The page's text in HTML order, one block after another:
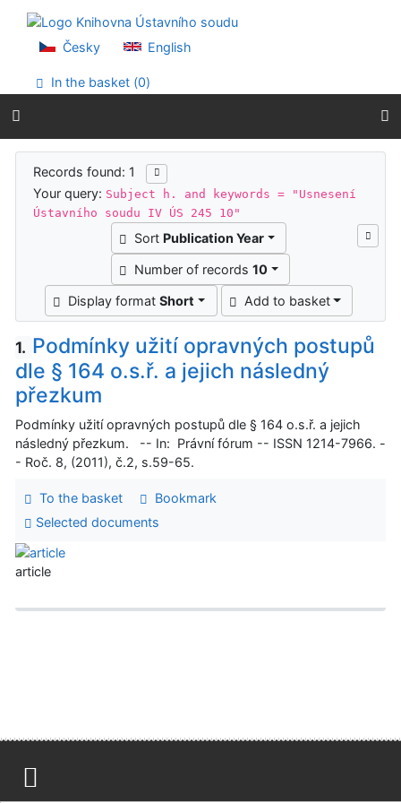
Go to menu
Accessibility declaration
Česky English
In the basket (0)
Search results
Records found: 1
Your query: Subject h. and keywords = "Usnesení
Ústavního soudu IV ÚS 245 10"
Sort Publication Year
Number of records 10
Display formatShort Add to basket
1. Podmínky užití opravných postupů
dle § 164 o.s.ř. a jejich následný
přezkum
Podmínky užití opravných postupů dle § 164 o.s.ř. a jejich
následný přezkum. -- In: Právní fórum -- ISSN 1214-7966. -
- Roč. 8, (2011), č.2, s.59-65.
To the basket
Bookmark
Selected documents
article